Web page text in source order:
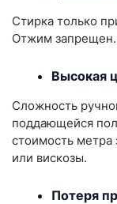
Стирка только
Отжим запрещен.
Высокая
Сложность
поддающейся
стоимость метра
или вискозы.
Потеря